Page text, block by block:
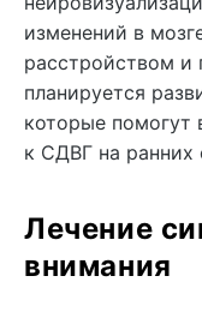
изменений в
расстройством
планируется
которые помогут
к СДВГ на ранних
Лечение
внимания